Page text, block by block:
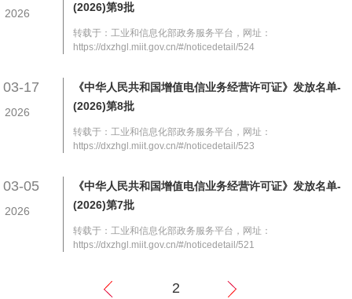
2026
(2026)第9批
转载于：工业和信息化部政务服务平台，网址：
https://dxzhgl.miit.gov.cn/#/noticedetail/524
03-17
2026
《中华人民共和国增值电信业务经营许可证》发放名单-
(2026)第8批
转载于：工业和信息化部政务服务平台，网址：
https://dxzhgl.miit.gov.cn/#/noticedetail/523
03-05
2026
《中华人民共和国增值电信业务经营许可证》发放名单-
(2026)第7批
转载于：工业和信息化部政务服务平台，网址：
https://dxzhgl.miit.gov.cn/#/noticedetail/521
2